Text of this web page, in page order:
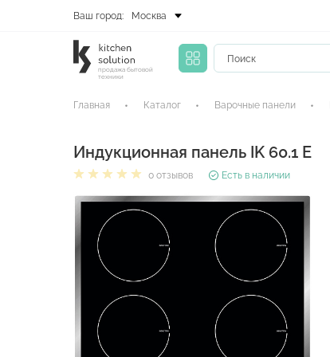
Ваш город: Москва
продажа бытовой
техники
Главная Каталог Варочные панели
Индукционная панель IK 60.1 E
0 отзывов Есть в наличии